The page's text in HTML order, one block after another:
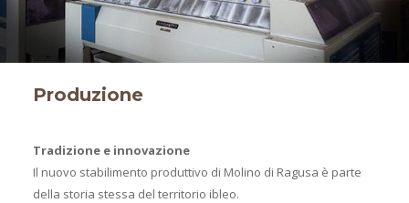
Produzione
Tradizione e innovazione
Il nuovo stabilimento produttivo di Molino di Ragusa è parte
della storia stessa del territorio ibleo.